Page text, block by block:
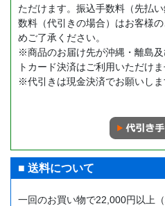
ただけます。振込手数料（先払
数料（代引きの場合）はお客様
めご了承ください。
※商品のお届け先が沖縄・離島
トカード決済はご利用いただけま
※代引きは現金決済でお願いしま
■ 送料について
一回のお買い物で22,000円以上